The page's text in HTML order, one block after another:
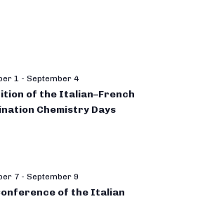
1 - September 4
of the Italian–French
Chemistry Days
7 - September 9
of the Italian